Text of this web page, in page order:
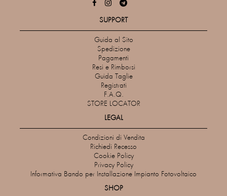
SUPPORT
Guida al Sito
Spedizione
Pagamenti
Resi e Rimborsi
Guida Taglie
Registrati
F.A.Q.
STORE LOCATOR
LEGAL
Condizioni di Vendita
Richiedi Recesso
Cookie Policy
Privacy Policy
Informativa Bando per Installazione Impianto Fotovoltaico
SHOP